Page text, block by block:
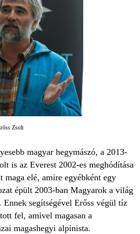
Zsolt
magyar hegymászó, a 2013-
is az Everest 2002-es meghódítása
maga elé, amire egyébként egy
épült 2003-ban Magyarok a világ
Ennek segítségével Erőss végül tíz
fel, amivel magasan a
magashegyi alpinista.